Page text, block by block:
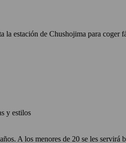
la estación de Chushojima para
y estilos
A los menores de 20 se les servirá